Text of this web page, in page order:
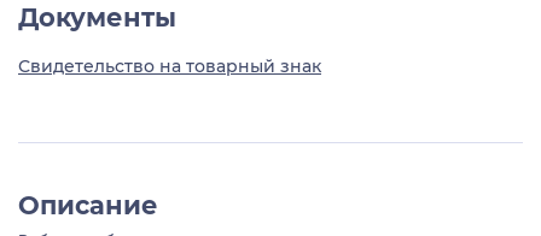
Документы
Свидетельство на товарный знак
Описание